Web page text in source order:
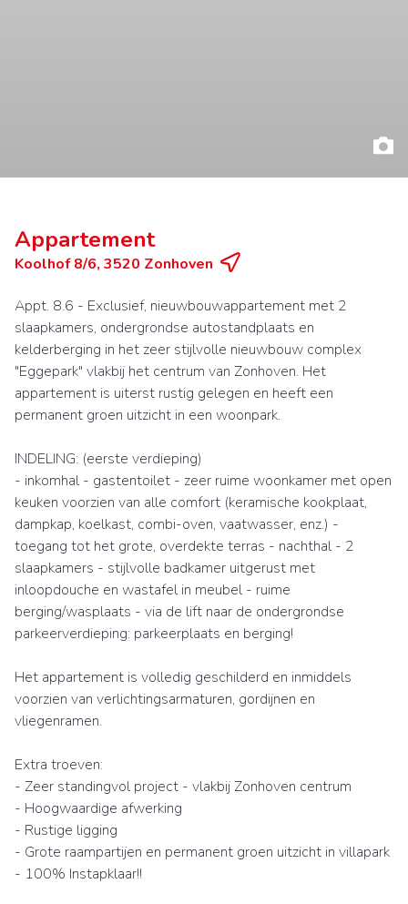
Appartement
Koolhof 8/6, 3520 Zonhoven
Appt. 8.6 - Exclusief, nieuwbouwappartement met 2
slaapkamers, ondergrondse autostandplaats en
kelderberging in het zeer stijlvolle nieuwbouw complex
"Eggepark" vlakbij het centrum van Zonhoven. Het
appartement is uiterst rustig gelegen en heeft een
permanent groen uitzicht in een woonpark.
INDELING: (eerste verdieping)
- inkomhal - gastentoilet - zeer ruime woonkamer met open
keuken voorzien van alle comfort (keramische kookplaat,
dampkap, koelkast, combi-oven, vaatwasser, enz.) -
toegang tot het grote, overdekte terras - nachthal - 2
slaapkamers - stijlvolle badkamer uitgerust met
inloopdouche en wastafel in meubel - ruime
berging/wasplaats - via de lift naar de ondergrondse
parkeerverdieping: parkeerplaats en berging!
Het appartement is volledig geschilderd en inmiddels
voorzien van verlichtingsarmaturen, gordijnen en
vliegenramen.
Extra troeven:
- Zeer standingvol project - vlakbij Zonhoven centrum
- Hoogwaardige afwerking
- Rustige ligging
- Grote raampartijen en permanent groen uitzicht in villapark
- 100% Instapklaar!!